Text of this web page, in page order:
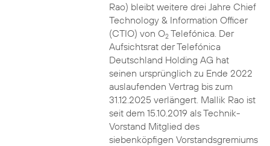
Rao) bleibt weitere drei Jahre Chief
Technology & Information Officer
(CTIO) von O2Telefónica. Der
Aufsichtsrat der Telefónica
Deutschland Holding AG hat
seinen ursprünglich zu Ende 2022
auslaufenden Vertrag bis zum
31.12.2025 verlängert. Mallik Rao ist
seit dem 15.10.2019 als Technik-
Vorstand Mitglied des
siebenköpfigen Vorstandsgremiums